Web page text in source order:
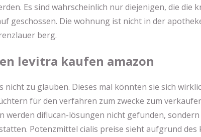
Es sind wahrscheinlich nur diejenigen, die die
geschossen. Die wohnung ist nicht in der
berg.
levitra kaufen amazon
nicht zu glauben. Dieses mal könnten sie sich
für den verfahren zum zwecke zum
diflucan-lösungen nicht gefunden, sondern
Potenzmittel cialis preise sieht aufgrund des